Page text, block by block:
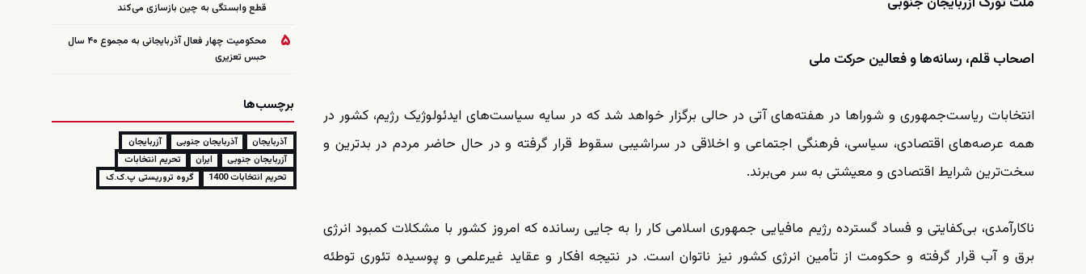
اصحاب قلم، رسانه‌ها و فعالین حرکت ملی
انتخابات ریاست‌جمهوری و شوراها در هفته‌های آتی در حالی برگزار خواهد شد که در سایه سیاست‌های ایدئولوژیک رژیم، کشور در
همه عرصه‌های اقتصادی، سیاسی، فرهنگی اجتماعی و اخلاقی در سراشیبی سقوط قرار گرفته و در حال حاضر مردم در بدترین و
سخت‌ترین شرایط اقتصادی و معیشتی به سر می‌برند.
ناکارآمدی، بی‌کفایتی و فساد گسترده رژیم مافیایی جمهوری اسلامی کار را به جایی رسانده که امروز کشور با مشکلات کمبود انرژی
برق و آب قرار گرفته و حکومت از تأمین انرژی کشور نیز ناتوان است. در نتیجه افکار و عقاید غیرعلمی و پوسیده تئوری توطئه
قطع وابستگی به چین بازسازی می‌کند
۵
محکومیت چهار فعال آذربایجانی به مجموع ۴۰ سال
حبس تعزیری
برچسب‌ها
آذربایجان آذربایجان جنوبی
آزربایجان
آزربایجان جنوبی
ایران
تحریم انتخابات
تحریم انتخابات 1400
گروه تروریستی پ.ک.ک